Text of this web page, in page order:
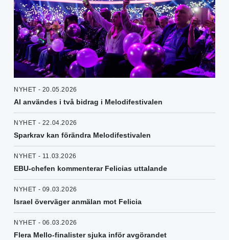
NYHET - 20.05.2026
AI användes i två bidrag i Melodifestivalen
NYHET - 22.04.2026
Sparkrav kan förändra Melodifestivalen
NYHET - 11.03.2026
EBU-chefen kommenterar Felicias uttalande
NYHET - 09.03.2026
Israel överväger anmälan mot Felicia
NYHET - 06.03.2026
Flera Mello-finalister sjuka inför avgörandet